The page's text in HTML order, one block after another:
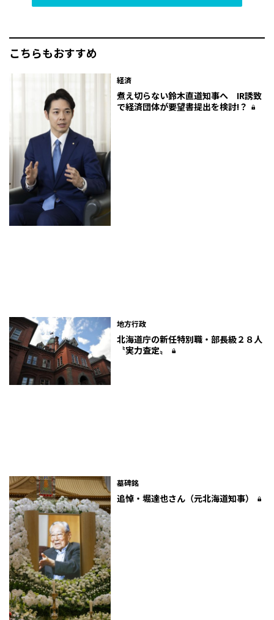
こちらもおすすめ
経済
煮え切らない鈴木直道知事へ IR誘致
で経済団体が要望書提出を検討!？
地方行政
北海道庁の新任特別職・部長級２８人
〝実力査定〟
墓碑銘
追悼・堀達也さん（元北海道知事）